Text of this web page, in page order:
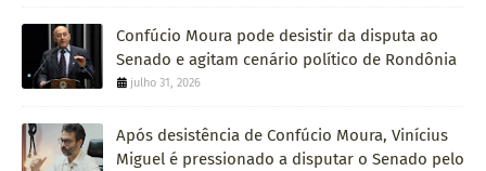
Confúcio Moura pode desistir da disputa ao
Senado e agitam cenário político de Rondônia
julho 31, 2026
Após desistência de Confúcio Moura, Vinícius
Miguel é pressionado a disputar o Senado pelo